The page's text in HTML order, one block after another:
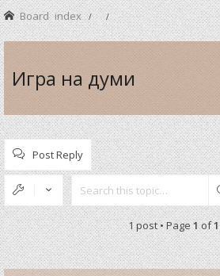
Board index
Игра на думи
Post Reply
1 post • Page1of1